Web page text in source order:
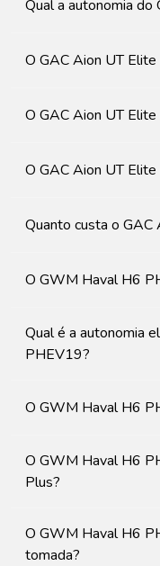
Qual a autonomia do
O GAC Aion UT Elite
O GAC Aion UT
O GAC Aion UT
Quanto custa o GAC
O GWM Haval H6
Qual é a autonomia
PHEV19?
O GWM Haval H6
O GWM Haval H6
Plus?
O GWM Haval H6
tomada?